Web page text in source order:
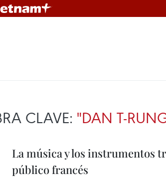
CLAVE: "DAN T-
La música y los instrumentos
público francés